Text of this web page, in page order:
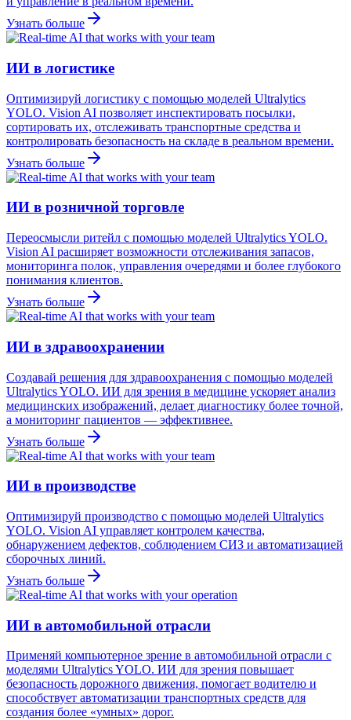
Узнать больше
ИИ в логистике
Оптимизируй логистику с помощью моделей Ultralytics
YOLO. Vision AI позволяет инспектировать посылки,
сортировать их, отслеживать транспортные средства и
контролировать безопасность на складе в реальном времени.
Узнать больше
ИИ в розничной торговле
Переосмысли ритейл с помощью моделей Ultralytics YOLO.
Vision AI расширяет возможности отслеживания запасов,
мониторинга полок, управления очередями и более глубокого
понимания клиентов.
Узнать больше
ИИ в здравоохранении
Создавай решения для здравоохранения с помощью моделей
Ultralytics YOLO. ИИ для зрения в медицине ускоряет анализ
медицинских изображений, делает диагностику более точной,
а мониторинг пациентов — эффективнее.
Узнать больше
ИИ в производстве
Оптимизируй производство с помощью моделей Ultralytics
YOLO. Vision AI управляет контролем качества,
обнаружением дефектов, соблюдением СИЗ и автоматизацией
сборочных линий.
Узнать больше
ИИ в автомобильной отрасли
Применяй компьютерное зрение в автомобильной отрасли с
моделями Ultralytics YOLO. ИИ для зрения повышает
безопасность дорожного движения, помогает водителю и
способствует автоматизации транспортных средств для
создания более «умных» дорог.